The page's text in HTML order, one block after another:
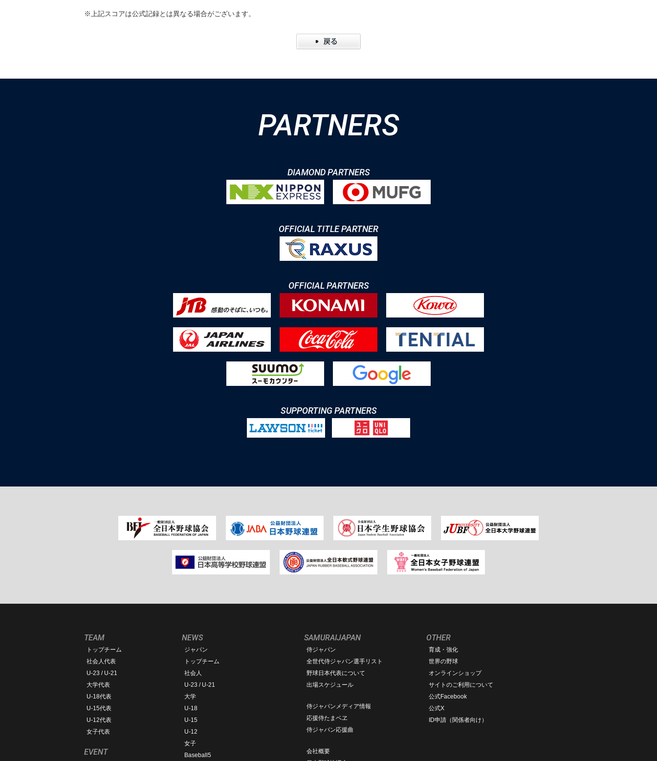
※上記スコアは公式記録とは異なる場合がございます。
PARTNERS
DIAMOND PARTNERS
OFFICIAL TITLE PARTNER
OFFICIAL PARTNERS
SUPPORTING PARTNERS
TEAM
トップチーム
社会人代表
U-23 / U-21
大学代表
U-18代表
U-15代表
U-12代表
女子代表
EVENT
NEWS
ジャパン
トップチーム
社会人
U-23 / U-21
大学
U-18
U-15
U-12
女子
Baseball5
SAMURAIJAPAN
侍ジャパン
全世代侍ジャパン選手リスト
野球日本代表について
出場スケジュール
侍ジャパンメディア情報
応援侍たまベヱ
侍ジャパン応援曲
会社概要
OTHER
育成・強化
世界の野球
オンラインショップ
サイトのご利用について
公式Facebook
公式X
ID申請（関係者向け）